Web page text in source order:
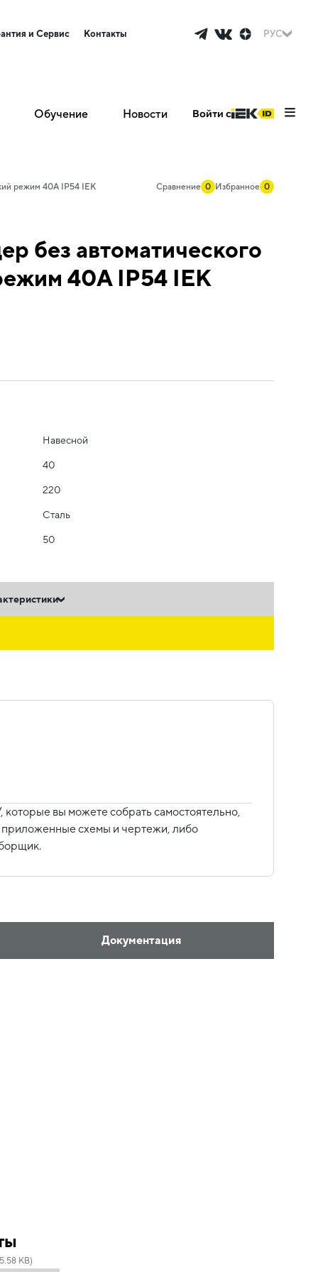
и Сервис Контакты РУС
Обучение Новости Войти с
режим 40А IP54 IEK Сравнение 0 Избранное 0
без автоматического
40А IP54 IEK
Навесной
40
220
Сталь
50
вы можете собрать самостоятельно,
приложенные схемы и чертежи, либо
Документация
KB)